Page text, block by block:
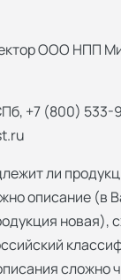
ООО НПП
+7 (800) 533-
ли
описание (в
новая),
сложно